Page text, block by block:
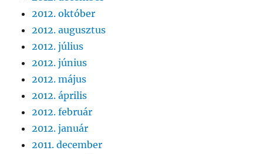
2012. október
2012. augusztus
2012. július
2012. június
2012. május
2012. április
2012. február
2012. január
2011. december